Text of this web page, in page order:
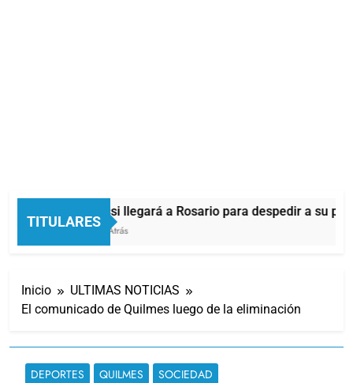
TITULARES
Lionel Messi llegará a Rosario para despedir a su
32 Segundos Atrás
Inicio
ULTIMAS NOTICIAS
El comunicado de Quilmes luego de la eliminación
DEPORTES QUILMES
SOCIEDAD